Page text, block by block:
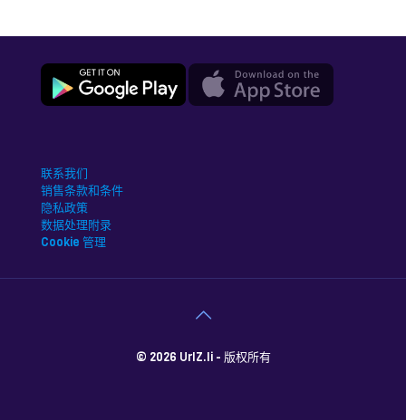
联系我们
销售条款和条件
隐私政策
数据处理附录
Cookie 管理
© 2026 UrlZ.li - 版权所有